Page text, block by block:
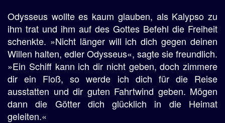
Odysseus wollte es kaum glauben, als Kalypso zu
ihm trat und ihm auf des Gottes Befehl die Freiheit
schenkte. »Nicht länger will ich dich gegen deinen
Willen halten, edler Odysseus«, sagte sie freundlich.
»Ein Schiff kann ich dir nicht geben, doch zimmere
dir ein Floß, so werde ich dich für die Reise
ausstatten und dir guten Fahrtwind geben. Mögen
dann die Götter dich glücklich in die Heimat
geleiten.«